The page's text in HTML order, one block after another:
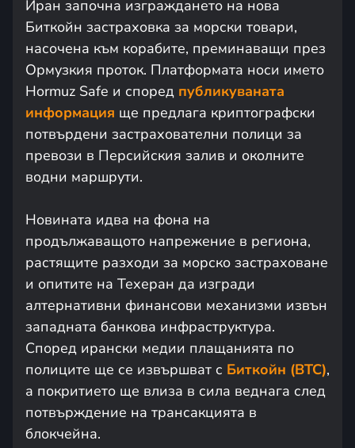
Иран започна изграждането на нова
Биткойн застраховка за морски товари,
насочена към корабите, преминаващи през
Ормузкия проток. Платформата носи името
Hormuz Safe и според публикуваната
информация ще предлага криптографски
потвърдени застрахователни полици за
превози в Персийския залив и околните
водни маршрути.
Новината идва на фона на
продължаващото напрежение в региона,
растящите разходи за морско застраховане
и опитите на Техеран да изгради
алтернативни финансови механизми извън
западната банкова инфраструктура.
Според ирански медии плащанията по
полиците ще се извършват с Биткойн (BTC),
а покритието ще влиза в сила веднага след
потвърждение на трансакцията в
блокчейна.